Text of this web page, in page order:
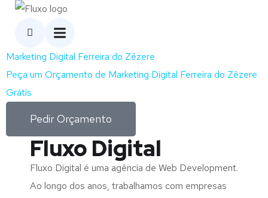
Marketing Digital Ferreira do Zêzere
Peça um Orçamento de Marketing Digital Ferreira do Zêzere
Grátis
Pedir Orçamento
Fluxo Digital
Fluxo Digital é uma agência de Web Development.
Ao longo dos anos, trabalhamos com empresas